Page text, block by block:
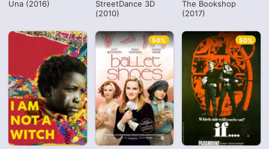
Una (2016)
StreetDance 3D
(2010)
The Bookshop
(2017)
50% 50%